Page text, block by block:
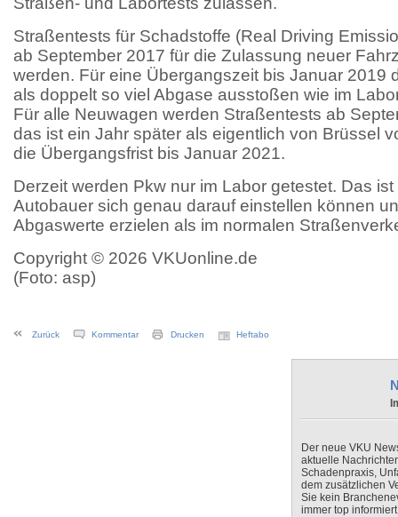
Straßentests für Schadstoffe (Real Driving
ab September 2017 für die Zulassung neuer
werden. Für eine Übergangszeit bis Januar 2019
als doppelt so viel Abgase ausstoßen wie im
Für alle Neuwagen werden Straßentests ab
das ist ein Jahr später als eigentlich von Brüssel
die Übergangsfrist bis Januar 2021.
Derzeit werden Pkw nur im Labor getestet. Das
Autobauer sich genau darauf einstellen können
Abgaswerte erzielen als im normalen
Copyright © 2026 VKUonline.de
(Foto: asp)
Zurück Kommentar Drucken Heftabo
Der neue VKU
aktuelle
Schadenpraxis,
dem zusätzlichen
Sie kein
immer top